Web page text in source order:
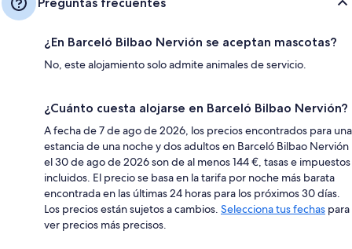
¿En Barceló Bilbao Nervión se aceptan mascotas?
No, este alojamiento solo admite animales de servicio.
¿Cuánto cuesta alojarse en Barceló Bilbao Nervión?
A fecha de 7 de ago de 2026, los precios encontrados para una
estancia de una noche y dos adultos en Barceló Bilbao Nervión
el 30 de ago de 2026 son de al menos 144 €, tasas e impuestos
incluidos. El precio se basa en la tarifa por noche más barata
encontrada en las últimas 24 horas para los próximos 30 días.
Los precios están sujetos a cambios. Selecciona tus fechas para
ver precios más precisos.